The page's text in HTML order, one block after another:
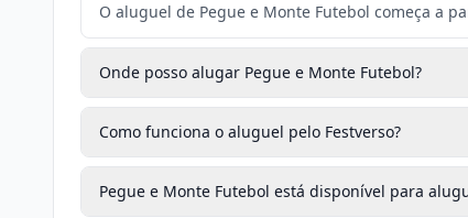
O aluguel de Pegue e Monte Futebol começa a
Onde posso alugar Pegue e Monte Futebol?
Como funciona o aluguel pelo Festverso?
Pegue e Monte Futebol está disponível para